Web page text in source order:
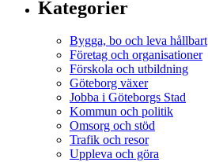
Kategorier
Bygga, bo och leva hållbart
Företag och organisationer
Förskola och utbildning
Göteborg växer
Jobba i Göteborgs Stad
Kommun och politik
Omsorg och stöd
Trafik och resor
Uppleva och göra